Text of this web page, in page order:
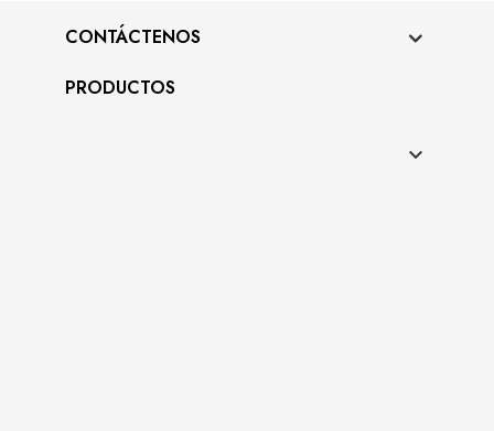
CONTÁCTENOS
PRODUCTOS
